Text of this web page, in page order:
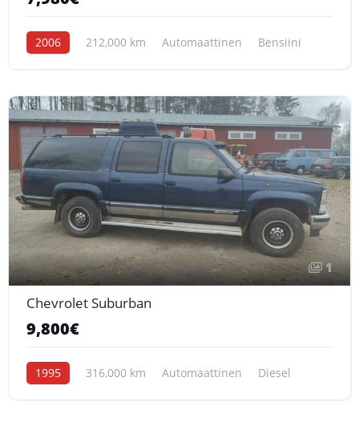
2006 212,000 km Automaattinen Bensiini
1
Chevrolet Suburban
9,800€
1995 316,000 km Automaattinen Diesel